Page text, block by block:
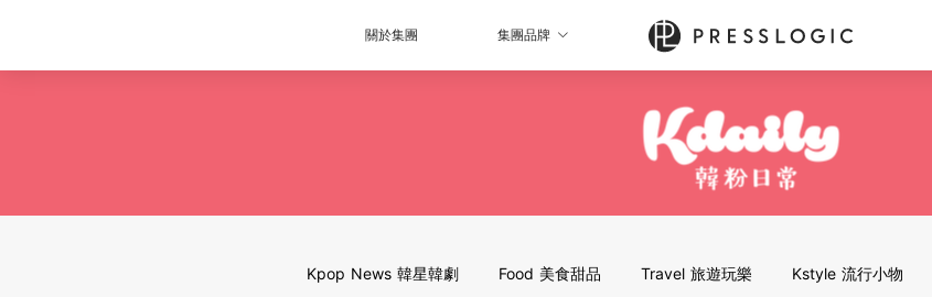
關於集團 集團品牌
Kpop News 韓星韓劇 Food 美食甜品 Travel 旅遊玩樂 Kstyle 流行小物